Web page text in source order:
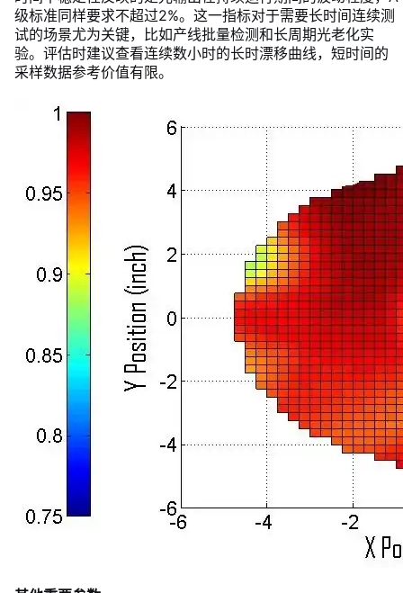
级标准同样要求不超过2%。这一指标对于需要长时间连续测
试的场景尤为关键，比如产线批量检测和长周期光老化实
验。评估时建议查看连续数小时的长时漂移曲线，短时间的
采样数据参考价值有限。